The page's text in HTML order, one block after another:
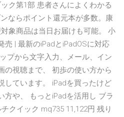
ク第1部 患者さんによくわかる
ならポイント還元本が多数。康
象商品は当日お届けも可能。 小
売 | 最新のiPadとiPadOSに対応
プから文字入力、メール、イン
の視聴まで、 初歩の使い方から
しています。 iPadを買ったけど
方や、 もっとiPadを活用し ブラ
クイック mq735 11,122円 残り